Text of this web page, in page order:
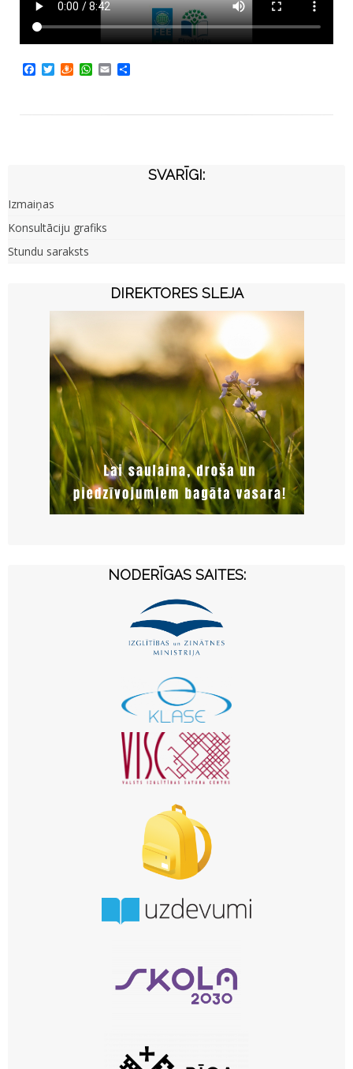
Facebook
TwitterDraugiem
WhatsApp
Email
SVARĪGI:
Izmaiņas
Konsultāciju grafiks
Stundu saraksts
DIREKTORES SLEJA
NODERĪGAS SAITES: